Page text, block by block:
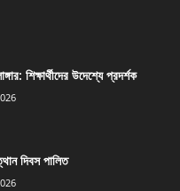
শিক্ষার্থীদের উদেশ্যে প্রদর্শক
দিবস পালিত